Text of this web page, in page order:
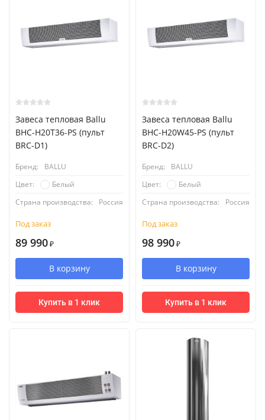
Завеса тепловая Ballu
BHC-H20T36-PS (пульт
BRC-D1)
Бренд:
BALLU
Цвет:
Белый
Страна производства:
Россия
Под заказ
89 990 ₽
В корзину
Купить в 1 клик
Завеса тепловая Ballu
BHC-H20W45-PS (пульт
BRC-D2)
Бренд:
BALLU
Цвет:
Белый
Страна производства:
Россия
Под заказ
98 990 ₽
В корзину
Купить в 1 клик